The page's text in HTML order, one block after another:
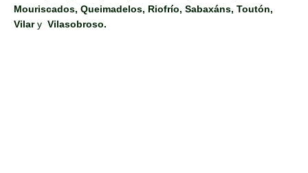
Mouriscados, Queimadelos, Riofrío, Sabaxáns, Toutón,
Vilary Vilasobroso.